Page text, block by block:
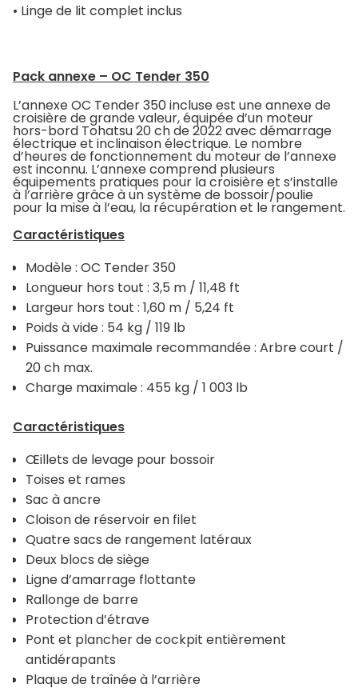
• Linge de lit complet inclus
Pack annexe – OC Tender 350
L’annexe OC Tender 350 incluse est une annexe de
croisière de grande valeur, équipée d’un moteur
hors-bord Tohatsu 20 ch de 2022 avec démarrage
électrique et inclinaison électrique. Le nombre
d’heures de fonctionnement du moteur de l’annexe
est inconnu. L’annexe comprend plusieurs
équipements pratiques pour la croisière et s’installe
à l’arrière grâce à un système de bossoir/poulie
pour la mise à l’eau, la récupération et le rangement.
Caractéristiques
Modèle : OC Tender 350
Longueur hors tout : 3,5 m / 11,48 ft
Largeur hors tout : 1,60 m / 5,24 ft
Poids à vide : 54 kg / 119 lb
Puissance maximale recommandée : Arbre court /
20 ch max.
Charge maximale : 455 kg / 1 003 lb
Caractéristiques
Œillets de levage pour bossoir
Toises et rames
Sac à ancre
Cloison de réservoir en filet
Quatre sacs de rangement latéraux
Deux blocs de siège
Ligne d’amarrage flottante
Rallonge de barre
Protection d’étrave
Pont et plancher de cockpit entièrement
antidérapants
Plaque de traînée à l’arrière